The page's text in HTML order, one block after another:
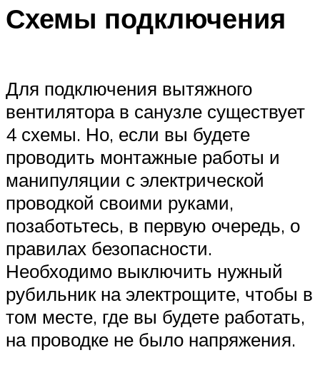
Схемы подключения
Для подключения вытяжного
вентилятора в санузле существует
4 схемы. Но, если вы будете
проводить монтажные работы и
манипуляции с электрической
проводкой своими руками,
позаботьтесь, в первую очередь, о
правилах безопасности.
Необходимо выключить нужный
рубильник на электрощите, чтобы в
том месте, где вы будете работать,
на проводке не было напряжения.